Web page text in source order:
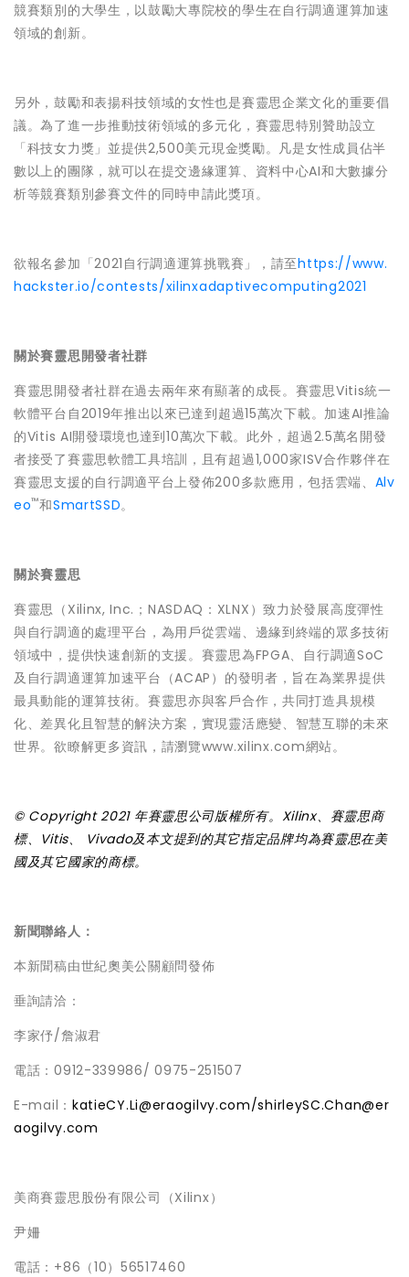
競賽類別的大學生，以鼓勵大專院校的學生在自行調適運算加速
領域的創新。
另外，鼓勵和表揚科技領域的女性也是賽靈思企業文化的重要倡
議。為了進一步推動技術領域的多元化，賽靈思特別贊助設立
「科技女力獎」並提供2,500美元現金獎勵。凡是女性成員佔半
數以上的團隊，就可以在提交邊緣運算、資料中心AI和大數據分
析等競賽類別參賽文件的同時申請此獎項。
欲報名參加「2021自行調適運算挑戰賽」，請至https://www.
hackster.io/contests/xilinxadaptivecomputing2021
關於賽靈思開發者社群
賽靈思開發者社群在過去兩年來有顯著的成長。賽靈思Vitis統一
軟體平台自2019年推出以來已達到超過15萬次下載。加速AI推論
的Vitis AI開發環境也達到10萬次下載。此外，超過2.5萬名開發
者接受了賽靈思軟體工具培訓，且有超過1,000家ISV合作夥伴在
賽靈思支援的自行調適平台上發佈200多款應用，包括雲端、 Alv
eo™和SmartSSD。
關於賽靈思
賽靈思（Xilinx, Inc.；NASDAQ：XLNX）致力於發展高度彈性
與自行調適的處理平台，為用戶從雲端、邊緣到終端的眾多技術
領域中，提供快速創新的支援。賽靈思為FPGA、自行調適SoC
及自行調適運算加速平台（ACAP）的發明者，旨在為業界提供
最具動能的運算技術。賽靈思亦與客戶合作，共同打造具規模
化、差異化且智慧的解決方案，實現靈活應變、智慧互聯的未來
世界。欲瞭解更多資訊，請瀏覽www.xilinx.com網站。
© Copyright 2021 年賽靈思公司版權所有。Xilinx、賽靈思商
標、Vitis、 Vivado及本文提到的其它指定品牌均為賽靈思在美
國及其它國家的商標。
新聞聯絡人：
本新聞稿由世紀奧美公關顧問發佈
垂詢請洽：
李家伃/詹淑君
電話：0912-339986/ 0975-251507
E-mail： katieCY.Li@eraogilvy.com/shirleySC.Chan@er
aogilvy.com
美商賽靈思股份有限公司（Xilinx）
尹姍
電話：+86（10）56517460